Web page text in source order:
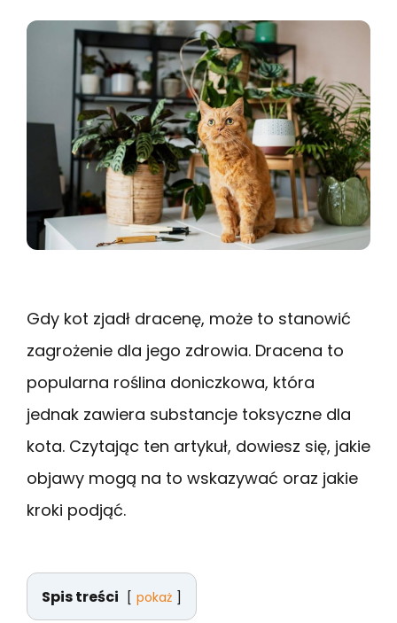
Gdy kot zjadł dracenę, może to stanowić
zagrożenie dla jego zdrowia. Dracena to
popularna roślina doniczkowa, która
jednak zawiera substancje toksyczne dla
kota. Czytając ten artykuł, dowiesz się, jakie
objawy mogą na to wskazywać oraz jakie
kroki podjąć.
Spis treści pokaż